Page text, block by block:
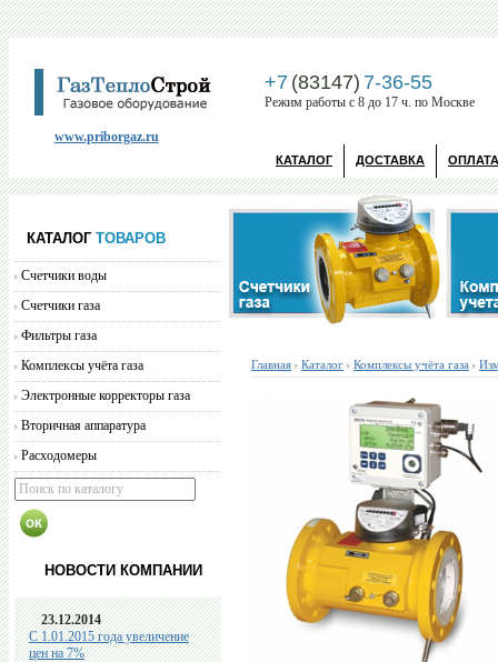
www.priborgaz.ru
+7 (83147) 7-36-55
Режим работы с 8 до 17 ч. по Москве
КАТАЛОГ ДОСТАВКА ОПЛАТА
КАТАЛОГТОВАРОВ
Счетчики воды
Счетчики газа
Фильтры газа
Комплексы учёта газа
Электронные корректоры газа
Вторичная аппаратура
Расходомеры
НОВОСТИ КОМПАНИИ
23.12.2014
C 1.01.2015 года увеличение
цен на 7%
Главная Каталог Комплексы учёта газа